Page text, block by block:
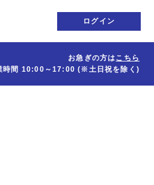
ログイン
お急ぎの方はこちら
時間 10:00～17:00(※土日祝を除く)